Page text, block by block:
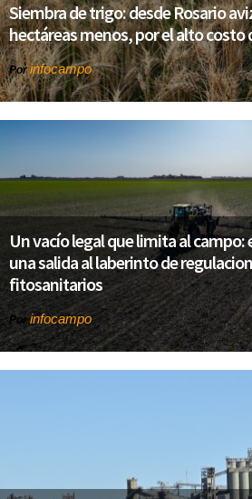
Siembra de trigo: desde Rosario
hectáreas menos, por el alto costo
Porinfocampo
Un vacío legal que limita al campo:
una salida al laberinto de
fitosanitarios
Porinfocampo